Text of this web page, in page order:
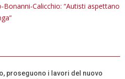
Calicchio: “Autisti aspettano
proseguono i lavori del nuovo